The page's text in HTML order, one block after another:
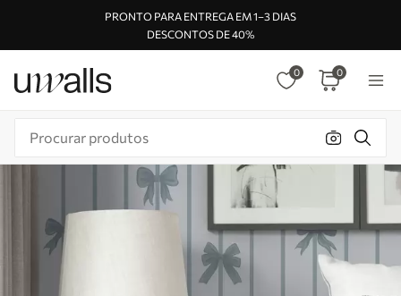
PRONTO PARA ENTREGA EM 1–3 DIAS
DESCONTOS DE 40%
0 0